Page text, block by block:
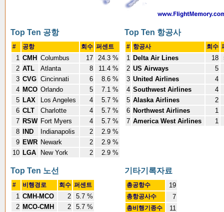
Top Ten 공항
# 공항 회수 퍼센트
1 CMH Columbus 17
24.3 %
2 ATL Atlanta 8
11.4 %
3 CVG Cincinnati 6
8.6 %
4 MCO Orlando 5
7.1 %
5 LAX Los Angeles 4
5.7 %
6 CLT Charlotte 4
5.7 %
7 RSW Fort Myers 4
5.7 %
8
IND Indianapolis 2
2.9 %
9 EWR Newark 2
2.9 %
10 LGA New York 2 2.9 %
Top Ten 항공사
# 항공사 회수
1 Delta Air Lines 18
2 US Airways 5
3 United Airlines 4
4 Southwest Airlines 4
5 Alaska Airlines
2
6 Northwest Airlines
1
7 America West Airlines 1
Top Ten 노선
# 비행경로 회수 퍼센트
1 CMH-MCO 2
5.7 %
2 MCO-CMH 2
5.7 %
기타기록자료
총공항수 19
총항공사수 7
총비행기종수 11